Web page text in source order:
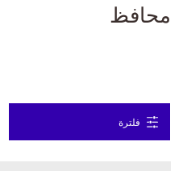
محافظ
فلترة